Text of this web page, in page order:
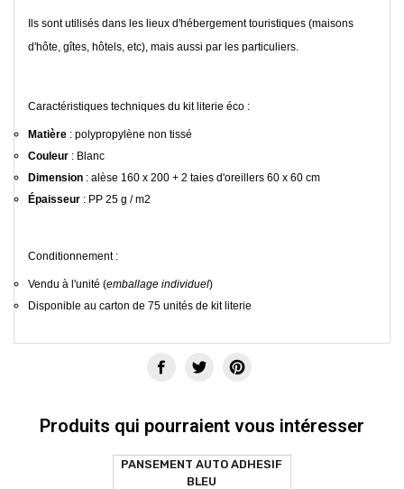
Ils sont utilisés dans les lieux d'hébergement touristiques (maisons
d'hôte, gîtes, hôtels, etc), mais aussi par les particuliers.
Caractéristiques techniques du kit literie éco :
Matière : polypropylène non tissé
Couleur : Blanc
Dimension : alèse 160 x 200 + 2 taies d'oreillers 60 x 60 cm
Épaisseur : PP 25 g / m2
Conditionnement :
Vendu à l'unité (emballage individuel)
Disponible au carton de 75 unités de kit literie
Produits qui pourraient vous intéresser
PANSEMENT AUTO ADHESIF
BLEU